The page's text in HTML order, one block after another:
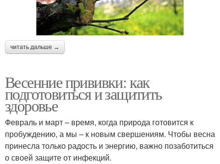
читать дальше →
Весенние прививки: как
подготовиться и защитить
здоровье
Февраль и март – время, когда природа готовится к
пробуждению, а мы – к новым свершениям. Чтобы весна
принесла только радость и энергию, важно позаботиться
о своей защите от инфекций.